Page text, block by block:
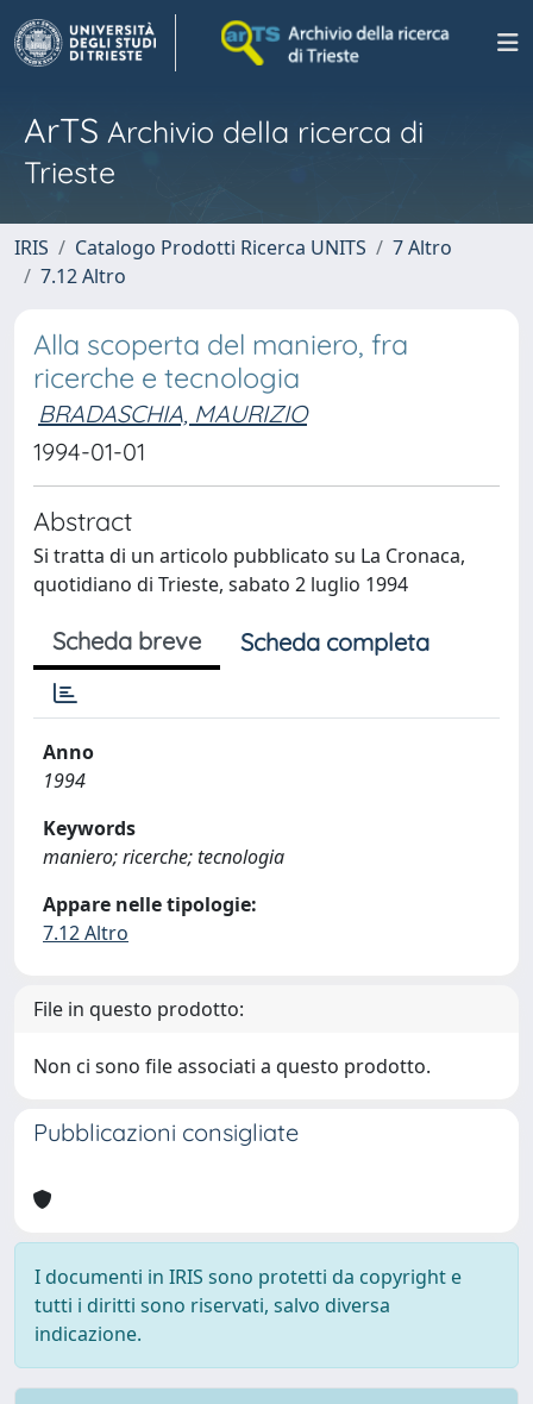
ArTS Archivio della ricerca di
Trieste
IRIS Catalogo Prodotti Ricerca UNITS
7 Altro
7.12 Altro
Alla scoperta del maniero, fra
ricerche e tecnologia
BRADASCHIA, MAURIZIO
1994-01-01
Abstract
Si tratta di un articolo pubblicato su La Cronaca,
quotidiano di Trieste, sabato 2 luglio 1994
Scheda breve Scheda completa
Anno
1994
Keywords
maniero; ricerche; tecnologia
Appare nelle tipologie:
7.12 Altro
File in questo prodotto:
Non ci sono file associati a questo prodotto.
Pubblicazioni consigliate
I documenti in IRIS sono protetti da copyright e
tutti i diritti sono riservati, salvo diversa
indicazione.